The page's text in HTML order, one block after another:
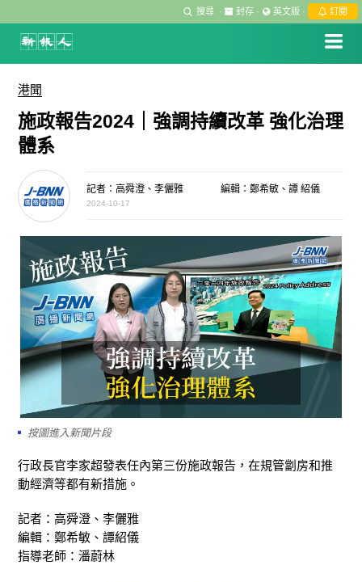
搜尋 · 封存 · 英文版 · 訂閱
港聞
施政報告2024｜強調持續改革 強化治理
體系
記者：高舜澄、李儷雅 編輯：鄭希敏、譚 紹儀
2024-10-17
按圖進入新聞片段
行政長官李家超發表任內第三份施政報告，在規管劏房和推
動經濟等都有新措施。
記者：高舜澄、李儷雅
編輯：鄭希敏、譚紹儀
指導老師：潘蔚林